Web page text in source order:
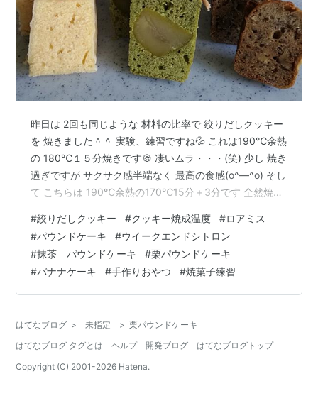
昨日は 2回も同じような 材料の比率で 絞りだしクッキー
を 焼きました＾＾ 実験、練習ですね💦 これは190℃余熱
の 180℃１５分焼きです🍪 凄いムラ・・・(笑) 少し 焼き
過ぎですが サクサク感半端なく 最高の食感(o^―^o) そし
て こちらは 190℃余熱の170℃15分＋3分です 全然焼き
に 近くて 先に焼いたものに 比べて 固い💦 焼成温度は重
要ですね😉 それにしても ロアミス形 へたっぴすぎ(笑)
そしてパウンドケーキ3種！！ 作ったのは 少し前になり
ます ウイークエンドシトロンに 抹茶&栗のパウンドケー
キ、 あと バナナケー…
#絞りだしクッキー #クッキー焼成温度 #ロアミス
#パウンドケーキ #ウイークエンドシトロン
#抹茶 パウンドケーキ #栗パウンドケーキ
#バナナケーキ #手作りおやつ #焼菓子練習
はてなブログ > 未指定 > 栗パウンドケーキ
はてなブログ タグとは
ヘルプ 開発ブログ
はてなブログトップ
Copyright (C) 2001-2026 Hatena.